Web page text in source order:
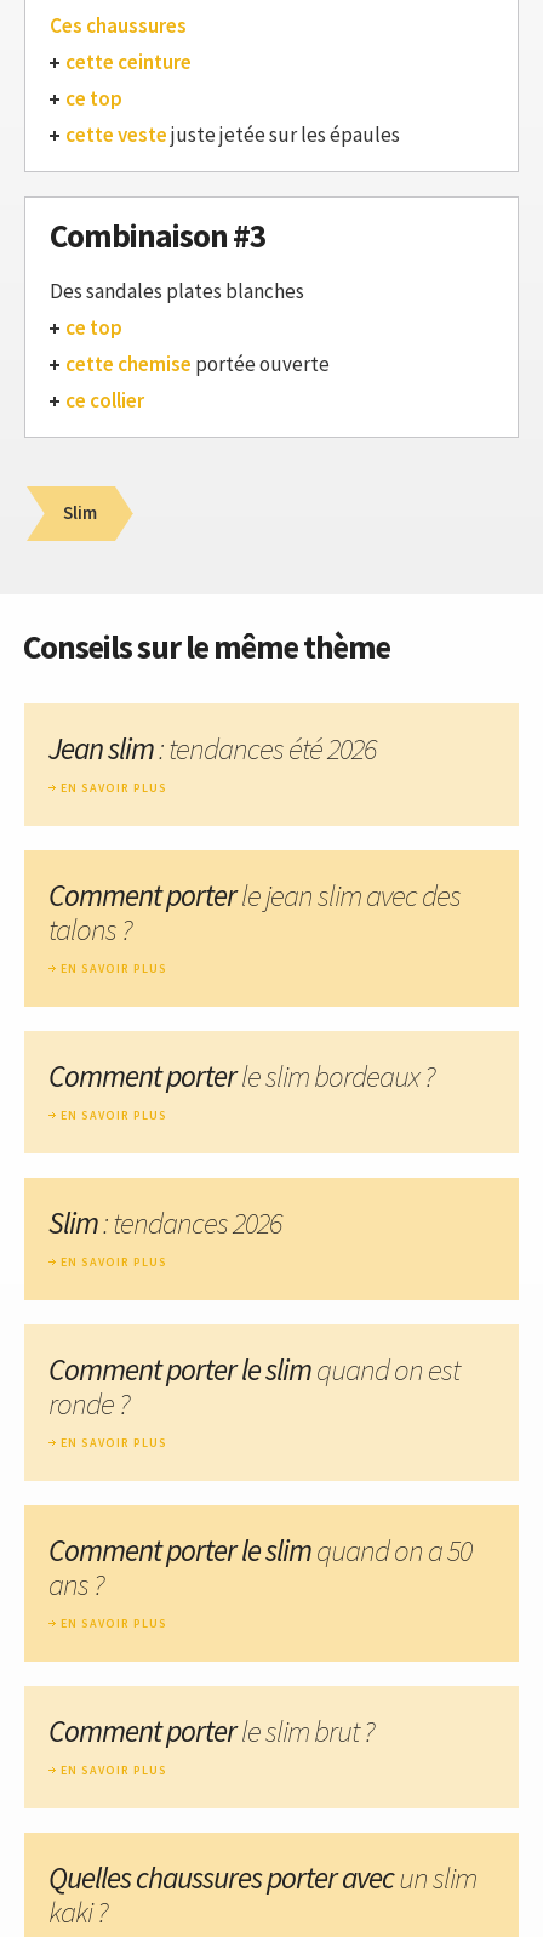
Ces chaussures
cette ceinture
ce top
cette vestejuste jetée sur les épaules
Combinaison #3
Des sandales plates blanches
ce top
cette chemise portée ouverte
ce collier
Slim
Conseils sur le même thème
Jean slim: tendances été 2026
EN SAVOIR PLUS
Comment porterle jean slim avec des
talons ?
EN SAVOIR PLUS
Comment porterle slim bordeaux ?
EN SAVOIR PLUS
Slim: tendances 2026
EN SAVOIR PLUS
Comment porter le slimquand on est
ronde ?
EN SAVOIR PLUS
Comment porter le slimquand on a 50
ans ?
EN SAVOIR PLUS
Comment porterle slim brut ?
EN SAVOIR PLUS
Quelles chaussures porter avecun slim
kaki ?